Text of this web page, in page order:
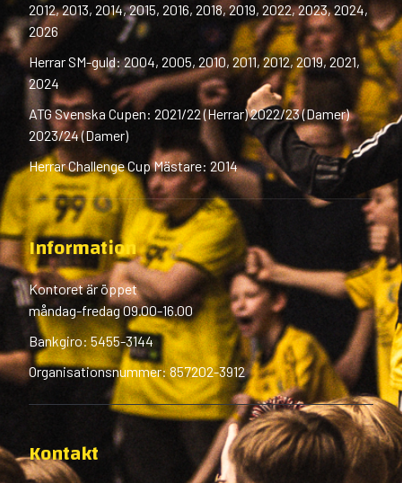
2012, 2013, 2014, 2015, 2016, 2018, 2019, 2022, 2023, 2024,
2026
Herrar SM-guld: 2004, 2005, 2010, 2011, 2012, 2019, 2021,
2024
ATG Svenska Cupen: 2021/22 (Herrar) 2022/23 (Damer)
2023/24 (Damer)
Herrar Challenge Cup Mästare: 2014
Information
Kontoret är öppet
måndag-fredag 09.00-16.00
Bankgiro: 5455-3144
Organisationsnummer: 857202-3912
Kontakt